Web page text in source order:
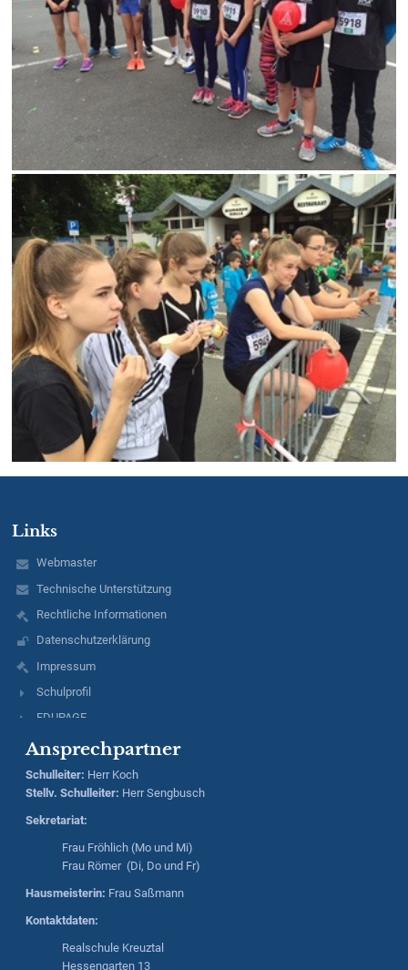
Links
Webmaster
Technische Unterstützung
Rechtliche Informationen
Datenschutzerklärung
Impressum
Schulprofil
EDUPAGE
Ansprechpartner
Schulleiter: Herr Koch
Stellv. Schulleiter: HerrSengbusch
Sekretariat:
Frau Fröhlich (Mo und Mi)
Frau Römer (Di, Do und Fr)
Hausmeisterin: Frau Saßmann
Kontaktdaten:
Realschule Kreuztal
Hessengarten 13